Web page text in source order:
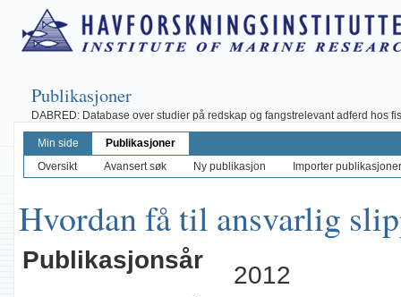
Publikasjoner
DABRED: Database over studier på redskap og fangstrelevant adferd hos
Min side
Publikasjoner
Oversikt
Avansert søk Ny publikasjon Importer
Hvordan få til ansvarlig
Publikasjonsår
2012